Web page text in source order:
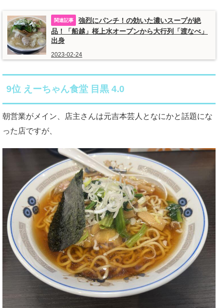
強烈にパンチ！の効いた濃いスープが絶
品！「船越」桜上水オープンから大行列「渡なべ」
出身
2023-02-24
9位 えーちゃん食堂 目黒 4.0
朝営業がメイン、店主さんは元吉本芸人となにかと話題にな
った店ですが、